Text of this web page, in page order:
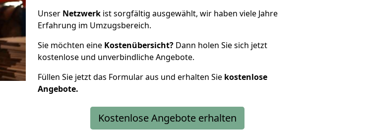
Unser Netzwerk ist sorgfältig ausgewählt, wir haben viele Jahre
Erfahrung im Umzugsbereich.
Sie möchten eine Kostenübersicht? Dann holen Sie sich jetzt
kostenlose und unverbindliche Angebote.
Füllen Sie jetzt das Formular aus und erhalten Sie kostenlose
Angebote.
Kostenlose Angebote erhalten